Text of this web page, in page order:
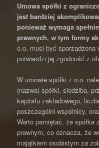
Umowa spółki z
jest bardziej
ponieważ wymaga
prawnych, w tym formy
o.o. musi być sporządzona
potwierdzi jej zgodność z
W umowie spółki z o.o.
(nazwa) spółki, siedziba,
kapitału zakładowego,
poszczególni wspólnicy,
Warto pamiętać, że spółka
prawnym, co oznacza, że
majątkiem osobistym za